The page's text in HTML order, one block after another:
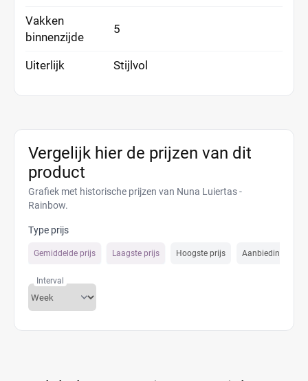
Vakken
binnenzijde
5
Uiterlijk Stijlvol
Vergelijk hier de prijzen van dit
product
Grafiek met historische prijzen van Nuna Luiertas -
Rainbow.
Type prijs
Gemiddelde prijs Laagste prijs Hoogste prijs Aanbiedings prijs
Interval